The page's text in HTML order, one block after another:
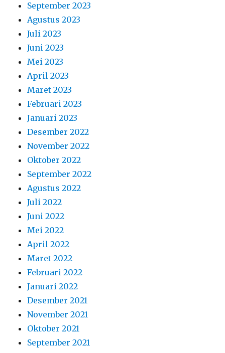
September 2023
Agustus 2023
Juli 2023
Juni 2023
Mei 2023
April 2023
Maret 2023
Februari 2023
Januari 2023
Desember 2022
November 2022
Oktober 2022
September 2022
Agustus 2022
Juli 2022
Juni 2022
Mei 2022
April 2022
Maret 2022
Februari 2022
Januari 2022
Desember 2021
November 2021
Oktober 2021
September 2021